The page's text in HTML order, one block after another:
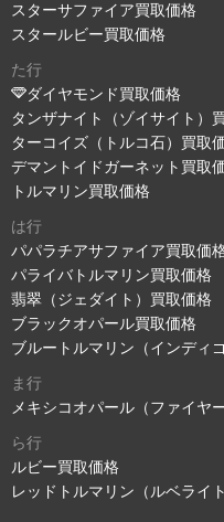
スターサファイア買取価格
スタールビー買取価格
た行
ダイヤモンド買取価格
タンザナイト（ゾイサイト）
ターコイズ（トルコ石）買取
デマントイドガーネット買取
トルマリン買取価格
は行
パパラチアサファイア買取価
パライバトルマリン買取価格
翡翠（ジェダイト）買取価格
ブラックオパール買取価格
ブルートルマリン（インディ
ま行
メキシコオパール（ファイヤ
ら行
ルビー買取価格
レッドトルマリン（ルベライ